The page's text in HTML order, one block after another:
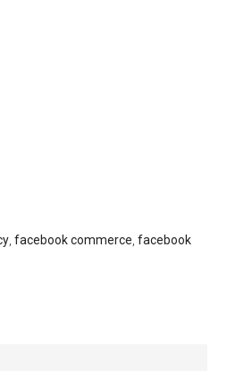
,facebook commerce,facebook